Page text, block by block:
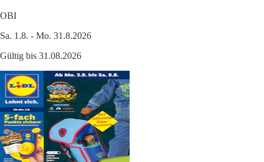
OBI
Sa. 1.8. - Mo. 31.8.2026
Gültig bis 31.08.2026